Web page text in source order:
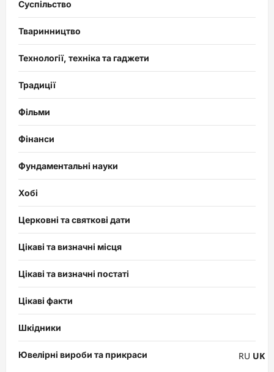
Суспільство
Тваринництво
Технології, техніка та гаджети
Традиції
Фільми
Фінанси
Фундаментальні науки
Хобі
Церковні та святкові дати
Цікаві та визначні місця
Цікаві та визначні постаті
Цікаві факти
Шкідники
Ювелірні вироби та прикраси RU UK